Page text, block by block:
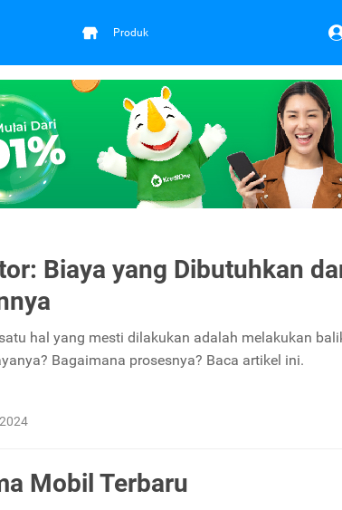
Produk
Biaya yang Dibutuhkan
hal yang mesti dilakukan adalah melakukan
Bagaimana prosesnya? Baca artikel ini.
Mobil Terbaru